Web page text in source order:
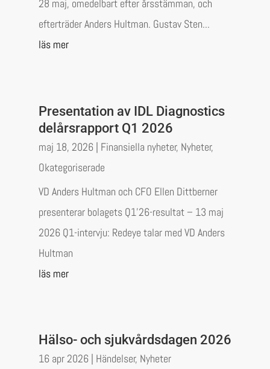
28 maj, omedelbart efter årsstämman, och
efterträder Anders Hultman. Gustav Sten...
läs mer
Presentation av IDL Diagnostics
delårsrapport Q1 2026
maj 18, 2026| Finansiella nyheter, Nyheter,
Okategoriserade
VD Anders Hultman och CFO Ellen Dittberner
presenterar bolagets Q1’26-resultat – 13 maj
2026 Q1-intervju: Redeye talar med VD Anders
Hultman
läs mer
Hälso- och sjukvårdsdagen 2026
16 apr 2026| Händelser, Nyheter